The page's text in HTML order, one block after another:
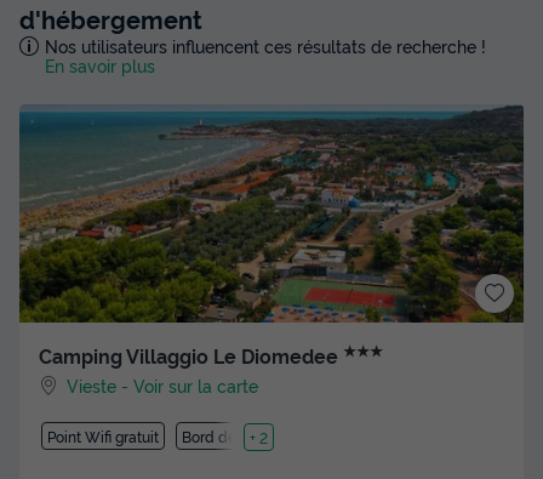
d'hébergement
Nos utilisateurs influencent ces résultats de recherche !
En savoir plus
Camping Villaggio Le Diomedee ★★★
Vieste -Voir sur la carte
Point Wifi gratuit Bord de mer
+ 2